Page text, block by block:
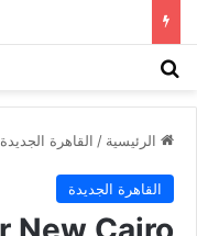
الرئيسية / القاهرة الجديدة
القاهرة الجديدة